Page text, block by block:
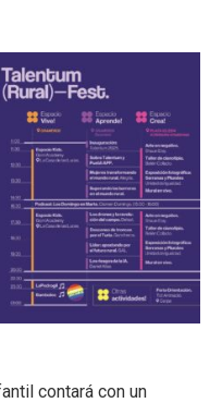
contará con un